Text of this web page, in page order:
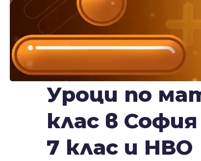
Уроци по
клас в
7 клас и НВО